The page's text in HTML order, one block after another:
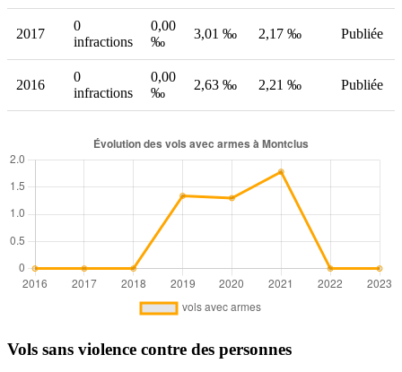
2017
0
infractions
0,00
‰
3,01 ‰ 2,17 ‰ Publiée
2016
0
infractions
0,00
‰
2,63 ‰ 2,21 ‰ Publiée
Vols sans violence contre des personnes